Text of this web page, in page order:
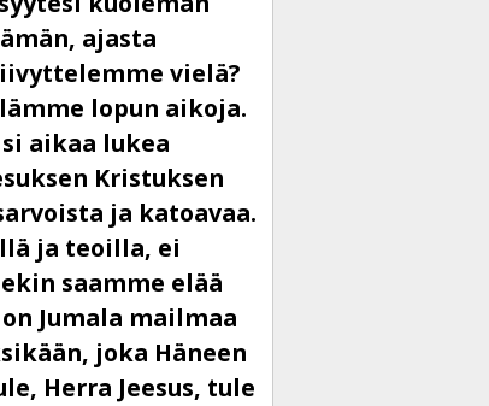
ajasta
vielä?
lopun aikoja.
aikaa lukea
Kristuksen
ja katoavaa.
ja teoilla, ei
saamme elää
Jumala mailmaa
joka Häneen
Herra Jeesus, tule